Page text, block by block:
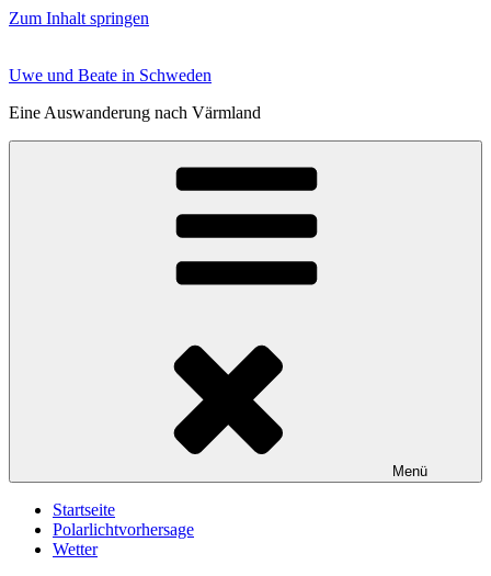
Zum Inhalt springen
Uwe und Beate in Schweden
Eine Auswanderung nach Värmland
Menü
Startseite
Polarlichtvorhersage
Wetter